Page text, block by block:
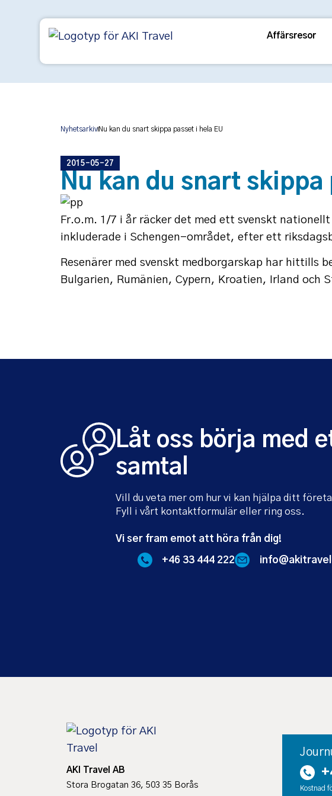
Affärsresor
Nyhetsarkiv Nu kan du snart skippa passet i hela EU
2015-05-27
Nu kan du snart skippa
Fr.o.m. 1/7 i år räcker det med ett svenskt
inkluderade i Schengen-området, efter ett
Resenärer med svenskt medborgarskap har hittills
Bulgarien, Rumänien, Cypern, Kroatien, Irland och
Låt oss börja med
samtal
Vill du veta mer om hur vi kan hjälpa ditt
Fyll i vårt kontaktformulär eller ring oss.
Vi ser fram emot att höra från dig!
+46 33 444 222
AKI Travel AB
Stora Brogatan 36, 503 35 Borås
Kostnad